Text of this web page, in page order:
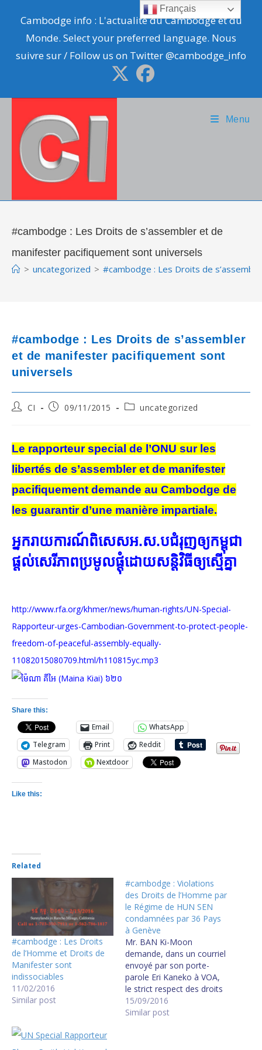
content
Cambodge info : L'actualité du Cambodge et du
Monde. Select your preferred language. Nous
suivre sur / Follow us on Twitter @cambodge_info
Menu
#cambodge : Les Droits de s’assembler et de
manifester pacifiquement sont universels
> uncategorized > #cambodge : Les Droits de
#cambodge : Les Droits de s’assembler
et de manifester pacifiquement sont
universels
PostCI
Post09/11/2015
Postuncategorized
Le rapporteur special de l’ONU sur les
libertés de s’assembler et de manifester
pacifiquement demande au Cambodge de
les guarantir d’une manière impartiale.
អ្នក​រាយការណ៍​ពិសេស​អ.ស.ប​ជំរុញ​ឲ្យ​កម្ពុជា​
ផ្តល់​សេរីភាព​ប្រមូល​ផ្តុំ​ដោយ​សន្តិវិធី​ឲ្យ​ស្មើ​គ្នា
http://www.rfa.org/khmer/news/human-rights/UN-Special-
Rapporteur-urges-Cambodian-Government-to-protect-people-
freedom-of-peaceful-assembly-equally-
11082015080709.html/h110815yc.mp3
Share this:
Email
WhatsApp
Telegram
Print
Reddit
Mastodon
Nextdoor
Like this:
Related
#cambodge : Les Droits
de l’Homme et Droits de
Manifester sont
indissociables
11/02/2016
Similar post
#cambodge : Violations
des Droits de l’Homme par
le Régime de HUN SEN
condamnées par 36 Pays
à Genève
Mr. BAN Ki-Moon
demande, dans un courriel
envoyé par son porte-
parole Eri Kaneko à VOA,
le strict respect des droits
de l'Homme au
Cambodge, du droit à
15/09/2016
Similar post
Français